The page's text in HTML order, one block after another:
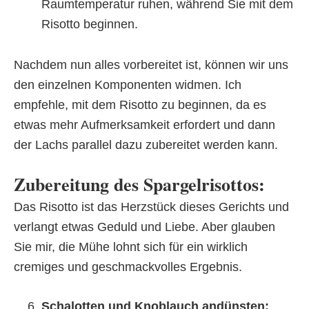
Raumtemperatur ruhen, während Sie mit dem
Risotto beginnen.
Nachdem nun alles vorbereitet ist, können wir uns
den einzelnen Komponenten widmen. Ich
empfehle, mit dem Risotto zu beginnen, da es
etwas mehr Aufmerksamkeit erfordert und dann
der Lachs parallel dazu zubereitet werden kann.
Zubereitung des Spargelrisottos:
Das Risotto ist das Herzstück dieses Gerichts und
verlangt etwas Geduld und Liebe. Aber glauben
Sie mir, die Mühe lohnt sich für ein wirklich
cremiges und geschmackvolles Ergebnis.
Schalotten und Knoblauch andünsten: